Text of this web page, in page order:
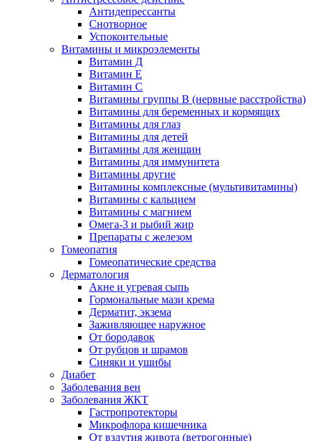
Антидепрессанты
Снотворное
Успокоительные
Витамины и микроэлементы
Витамин Д
Витамин Е
Витамин С
Витамины группы В (нервные расстройства)
Витамины для беременных и кормящих
Витамины для глаз
Витамины для детей
Витамины для женщин
Витамины для иммунитета
Витамины другие
Витамины комплексные (мультивитамины)
Витамины с кальцием
Витамины с магнием
Омега-3 и рыбий жир
Препараты с железом
Гомеопатия
Гомеопатические средства
Дерматология
Акне и угревая сыпь
Гормональные мази крема
Дерматит, экзема
Заживляющее наружное
От бородавок
От рубцов и шрамов
Синяки и ушибы
Диабет
Заболевания вен
Заболевания ЖКТ
Гастропротекторы
Микрофлора кишечника
От вздутия живота (ветрогонные)